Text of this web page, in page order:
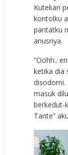
Kutekan
kontolku
pantatku
anusnya.
“Oohh..
ketika dia
disodomi.
masuk
berkedut-
Tante”